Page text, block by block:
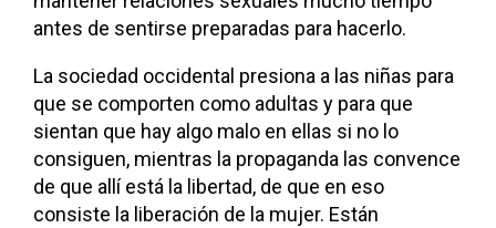
antes de sentirse preparadas para hacerlo.
La sociedad occidental presiona a las niñas para
que se comporten como adultas y para que
sientan que hay algo malo en ellas si no lo
consiguen, mientras la propaganda las convence
de que allí está la libertad, de que en eso
consiste la liberación de la mujer. Están